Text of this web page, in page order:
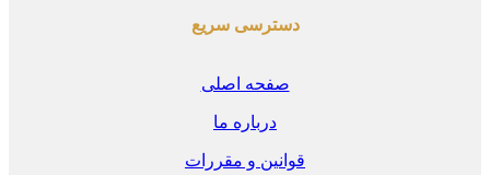
دسترسی سریع
صفحه اصلی
درباره ما
قوانین و مقررات